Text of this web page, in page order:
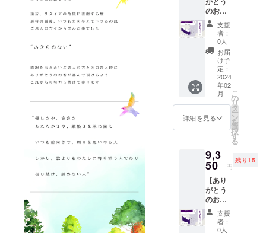
※製品改
良のた
め、お
香本体
や化粧
箱、付
属品な
どのデ
ザイ
ン・仕
様は一
になる
可能性
す。 ※
送料・
税込の
金額で
す。
も付属
してお
りすぐ
にご利
用いた
だけま
す。 ※
直径
15cm以
上の受
け皿を
ご用意
くださ
＝＝＝
※製品改
良のた
め、お
香本体
や化粧
箱、付
属品な
け予
定》
2024年
2月下旬
より順
次発送
大切な
方への
贈り物
にもご
利用い
ただけ
るよう
まし
た。 お
香立て
も付属
してお
りすぐ
にご利
用いた
だけま
のお香
３本】
※1本入
りの箱
が3段に
なった
お重で
す。
《色》
単色カ
ラー
（バイ
オレッ
ト）
意数
量》 限
定15個
《お届
け予
定》
2024年
2月下旬
より順
支援
者：
0人
お届
け予
定：
2024
年02
月
詳細を見る
こ
の
リ
タ
ー
ン
を
選
択
す
る
9,3
50 円
残り15
【あり
がとう
のお香
５本】
※1本入
りの箱
支援
者：
0人